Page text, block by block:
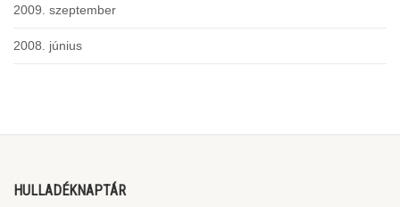
2009. szeptember
2008. június
HULLADÉKNAPTÁR